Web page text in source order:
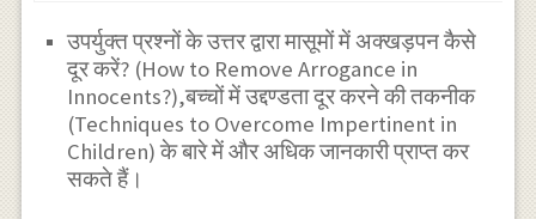
उपर्युक्त प्रश्नों के उत्तर द्वारा मासूमों में अक्खड़पन कैसे
दूर करें? (How to Remove Arrogance in
Innocents?),बच्चों में उद्दण्डता दूर करने की तकनीक
(Techniques to Overcome Impertinent in
Children) के बारे में और अधिक जानकारी प्राप्त कर
सकते हैं।